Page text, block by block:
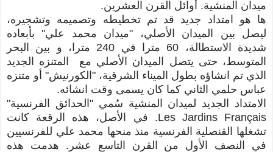
ميدان المنشية. أوائل القرن العشرين.
ها هو امتداد جديد قد تم تخطيطه وتصميمه وتشجيره،
ليصل بين الميدان الأصلي، "ميدان محمد علي" بأبعاده
شديدة الاستطالة، 60 مترا في 240 مترا، و بين البحر
المتوسط، حتى يتصل الميدان الأصلي مع المتنزه الجديد
الذي تم انشاؤه بطول الميناء الشرقية، "الكورنيش" أو متنزه
عباس حلمي الثاني كما كان يسمى وقت انشائه.
الامتداد الجديد لميدان المنشية سُمي "الحدائق الفرنسية"
Les Jardins Français. في الأصل، هذه الرقعة كانت
تشغلها القنصلية الفرنسية منذ منحها محمد علي للفرنسيين
في النصف الأول من القرن التاسع عشر. هدمت هذه